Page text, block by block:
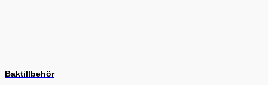
Baktillbehör